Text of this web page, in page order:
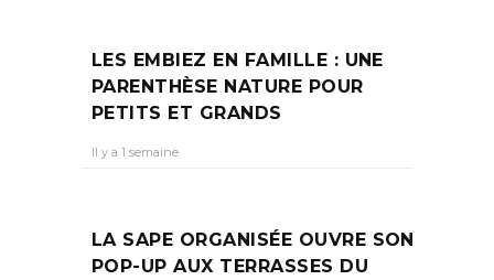
LES EMBIEZ EN FAMILLE : UNE
PARENTHÈSE NATURE POUR
PETITS ET GRANDS
Il y a 1 semaine
LA SAPE ORGANISÉE OUVRE SON
POP-UP AUX TERRASSES DU